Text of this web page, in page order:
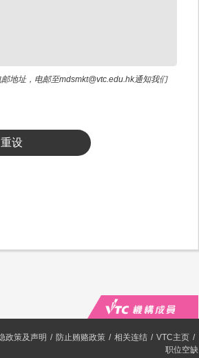
地址，电邮至mdsmkt@vtc.edu.hk通知我们
重设
政策及声明 防止贿赂政策 相关连结
VTC主页
职位空缺